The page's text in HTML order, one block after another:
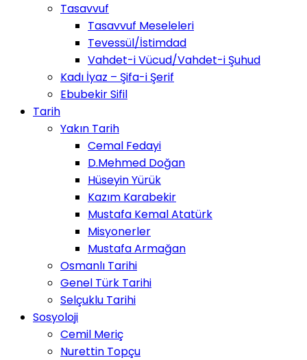
Tasavvuf
Tasavvuf Meseleleri
Tevessül/İstimdad
Vahdet-i Vücud/Vahdet-i Şuhud
Kadı İyaz – Şifa-i Şerif
Ebubekir Sifil
Tarih
Yakın Tarih
Cemal Fedayi
D.Mehmed Doğan
Hüseyin Yürük
Kazım Karabekir
Mustafa Kemal Atatürk
Misyonerler
Mustafa Armağan
Osmanlı Tarihi
Genel Türk Tarihi
Selçuklu Tarihi
Sosyoloji
Cemil Meriç
Nurettin Topçu